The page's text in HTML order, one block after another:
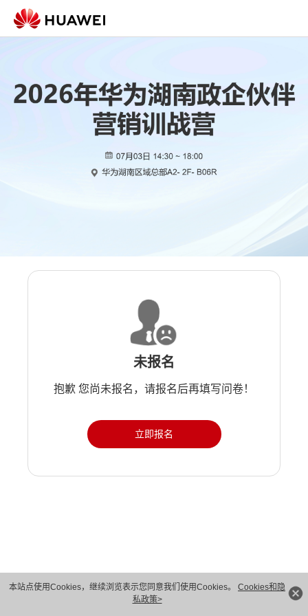
本站点使用Cookies，继续浏览表示您同意我们使用Cookies。 Cookies和隐
私政策>
未报名
抱歉 您尚未报名，请报名后再填写问卷！
立即报名
版权所有 © 华为技术有限公司 1998-2026。 保留一切权利。粤A2-20044005号
隐私保护
法律声明